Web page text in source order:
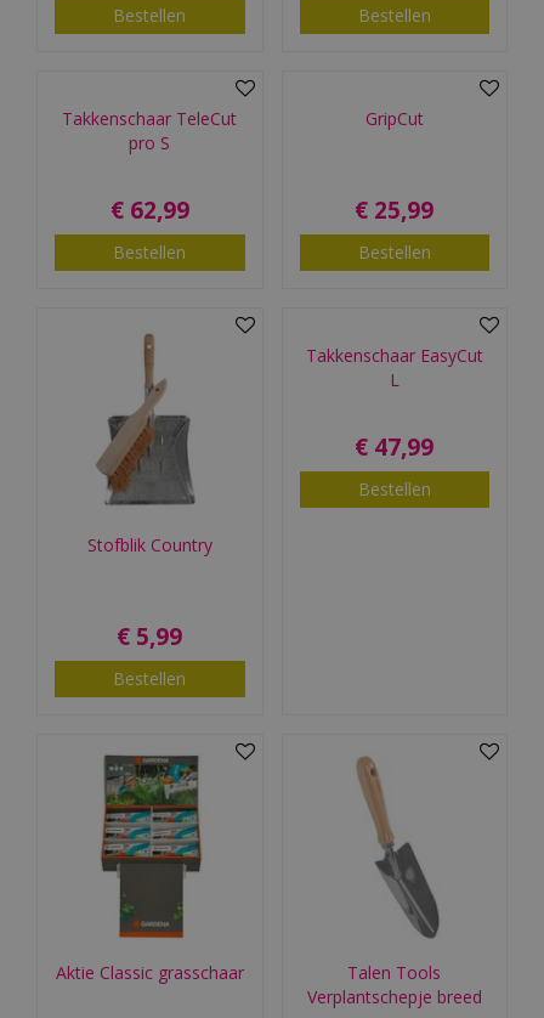
Bestellen Bestellen
Takkenschaar TeleCut
pro S
€ 62,99
Bestellen
GripCut
€ 25,99
Bestellen
Stofblik Country
€ 5,99
Bestellen
Takkenschaar EasyCut
L
€ 47,99
Bestellen
Aktie Classic grasschaar
Talen Tools
Verplantschepje breed